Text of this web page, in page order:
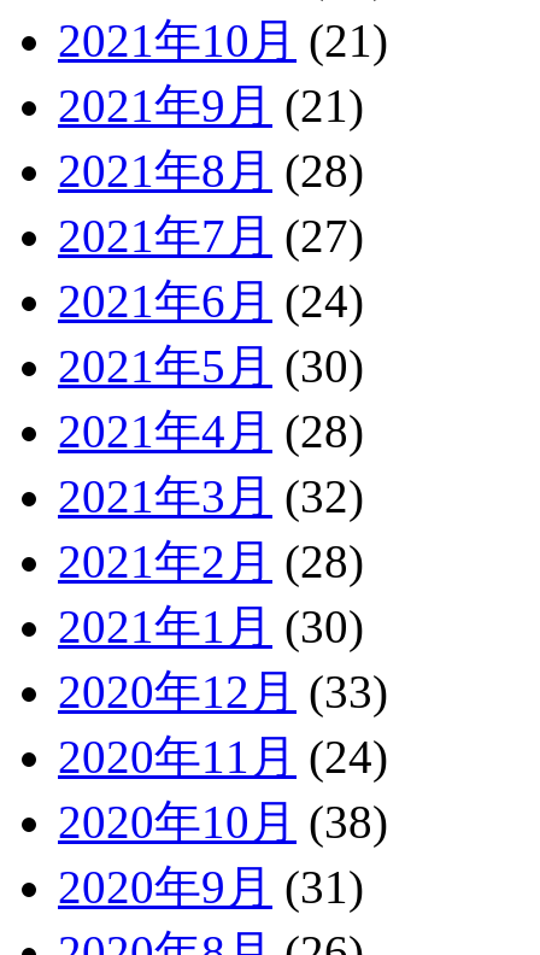
2021年10月 (21)
2021年9月 (21)
2021年8月 (28)
2021年7月 (27)
2021年6月 (24)
2021年5月 (30)
2021年4月 (28)
2021年3月 (32)
2021年2月 (28)
2021年1月 (30)
2020年12月 (33)
2020年11月 (24)
2020年10月 (38)
2020年9月 (31)